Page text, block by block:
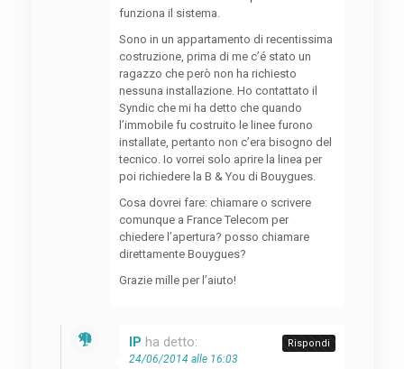
funziona il sistema.
Sono in un appartamento di recentissima
costruzione, prima di me c’é stato un
ragazzo che però non ha richiesto
nessuna installazione. Ho contattato il
Syndic che mi ha detto che quando
l’immobile fu costruito le linee furono
installate, pertanto non c’era bisogno del
tecnico. Io vorrei solo aprire la linea per
poi richiedere la B & You di Bouygues.
Cosa dovrei fare: chiamare o scrivere
comunque a France Telecom per
chiedere l’apertura? posso chiamare
direttamente Bouygues?
Grazie mille per l’aiuto!
IP ha detto:
24/06/2014 alle 16:03
Rispondi